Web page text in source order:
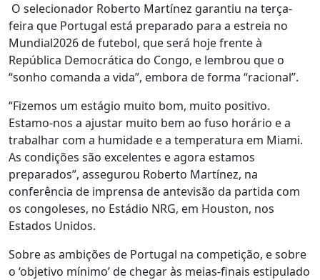
O selecionador Roberto Martínez garantiu na terça-
feira que Portugal está preparado para a estreia no
Mundial2026 de futebol, que será hoje frente à
República Democrática do Congo, e lembrou que o
“sonho comanda a vida”, embora de forma “racional”.
“Fizemos um estágio muito bom, muito positivo.
Estamo-nos a ajustar muito bem ao fuso horário e a
trabalhar com a humidade e a temperatura em Miami.
As condições são excelentes e agora estamos
preparados”, assegurou Roberto Martínez, na
conferência de imprensa de antevisão da partida com
os congoleses, no Estádio NRG, em Houston, nos
Estados Unidos.
Sobre as ambições de Portugal na competição, e sobre
o ‘objetivo mínimo’ de chegar às meias-finais estipulado